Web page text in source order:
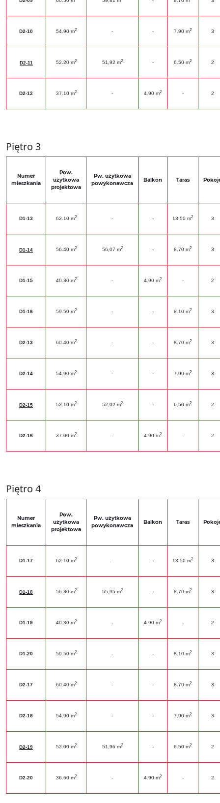
D2-10 54.90 m2 - - 7.90 m2 3
D2-11 52.20 m2 51,92 m2 - 6.50 m2 2
D2-12 37.10 m2 - 4.90 m2 - 2
Piętro 3
Numer
mieszkania
Pow.
użytkowa
projektowa
Pw. użytkowa
powykonawcza
Balkon Taras
D1-13 62.10 m2 - - 13.50 m2 3
D1-14 56.40 m2 56,07 m2 - 8.70 m2 3
D1-15 40.30 m2 - 4.90 m2 - 2
D1-16 59.50 m2 - - 8.10 m2 3
D2-13 60.40 m2 - - 8.70 m2 3
D2-14 54.90 m2 - - 7.90 m2 3
D2-15 52.10 m2 52,02 m2 - 6.50 m2 2
D2-16 37.00 m2 - 4.90 m2 - 2
Piętro 4
Numer
mieszkania
Pow.
użytkowa
projektowa
Pw. użytkowa
powykonawcza
Balkon Taras
D1-17 62.10 m2 - - 13.50 m2 3
D1-18 56.30 m2 55,95 m2 - 8.70 m2 3
D1-19 40.30 m2 - 4.90 m2 - 2
D1-20 59.50 m2 - - 8.10 m2 3
D2-17 60.40 m2 - - 8.70 m2 3
D2-18 54.90 m2 - - 7.90 m2 3
D2-19 52.00 m2 51,96 m2 - 6.50 m2 2
D2-20 36.60 m2 - 4.90 m2 - 2